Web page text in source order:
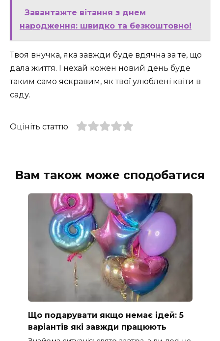
Завантажте вітання з днем
народження: швидко та безкоштовно!
Твоя внучка, яка завжди буде вдячна за те, що
дала життя. І нехай кожен новий день буде
таким само яскравим, як твої улюблені квіти в
саду.
Оцініть статтю
Вам також може сподобатися
Що подарувати якщо немає ідей: 5
варіантів які завжди працюють